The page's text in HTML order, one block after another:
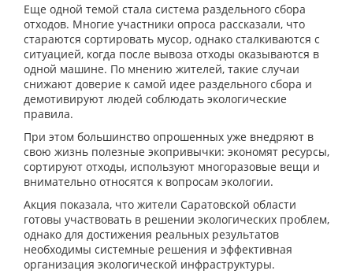
Еще одной темой стала система раздельного сбора
отходов. Многие участники опроса рассказали, что
стараются сортировать мусор, однако сталкиваются с
ситуацией, когда после вывоза отходы оказываются в
одной машине. По мнению жителей, такие случаи
снижают доверие к самой идее раздельного сбора и
демотивируют людей соблюдать экологические
правила.
При этом большинство опрошенных уже внедряют в
свою жизнь полезные экопривычки: экономят ресурсы,
сортируют отходы, используют многоразовые вещи и
внимательно относятся к вопросам экологии.
Акция показала, что жители Саратовской области
готовы участвовать в решении экологических проблем,
однако для достижения реальных результатов
необходимы системные решения и эффективная
организация экологической инфраструктуры.